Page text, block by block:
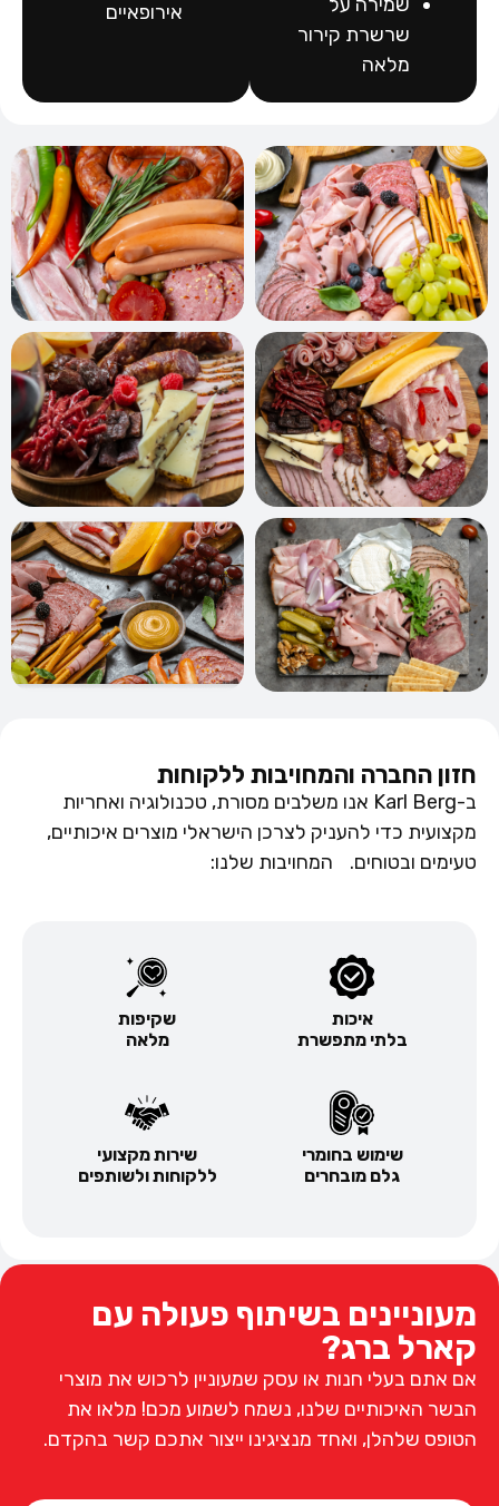
שרשרת קירור
מלאה
אירופאיים
חזון החברה והמחויבות ללקוחות
ב-Karl Berg אנו משלבים מסורת, טכנולוגיה ואחריות
מקצועית כדי להעניק לצרכן הישראלי מוצרים איכותיים,
טעימים ובטוחים. המחויבות שלנו:
איכות
בלתי מתפשרת
שקיפות
מלאה
שימוש בחומרי
גלם מובחרים
שירות מקצועי
ללקוחות ולשותפים
מעוניינים בשיתוף פעולה עם
קארל ברג?
אם אתם בעלי חנות או עסק שמעוניין לרכוש את מוצרי
הבשר האיכותיים שלנו, נשמח לשמוע מכם! מלאו את
הטופס שלהלן, ואחד מנציגינו ייצור אתכם קשר בהקדם.